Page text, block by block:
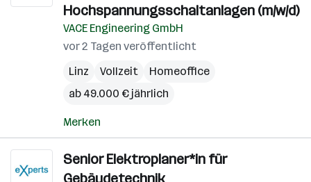
Hochspannungsschaltanlagen (m/w/d)
VACE Engineering GmbH
vor 2 Tagen veröffentlicht
Linz
Vollzeit
Homeoffice
ab 49.000 € jährlich
Merken
Senior Elektroplaner*in für
Gebäudetechnik